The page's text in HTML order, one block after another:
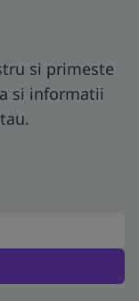
si primeste
si informatii